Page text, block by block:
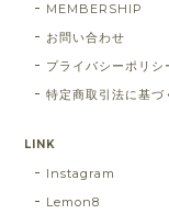
MEMBERSHIP
お問い合わせ
プライバシーポリシ
特定商取引法に基づ
LINK
Instagram
Lemon8